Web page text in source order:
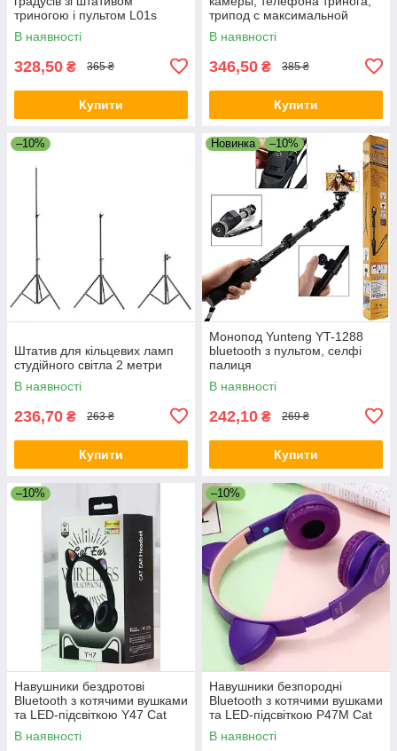
триногою і пультом L01s
В наявності
328,50 ₴ 365 ₴
Купити
трипод с максимальной
высотой 110см TRIPOD 3
В наявності
346,50 ₴ 385 ₴
Купити
–10%
Штатив для кільцевих ламп
студійного світла 2 метри
В наявності
236,70 ₴ 263 ₴
Купити
Новинка –10%
Монопод Yunteng YT-1288
bluetooth з пультом, селфі
палиця
В наявності
242,10 ₴ 269 ₴
Купити
–10%
Навушники бездротові
Bluetooth з котячими вушками
та LED-підсвіткою Y47 Cat
Ear Чорні
В наявності
–10%
Навушники безпородні
Bluetooth з котячими вушками
та LED-підсвіткою P47M Cat
Ear Фіолетові
В наявності